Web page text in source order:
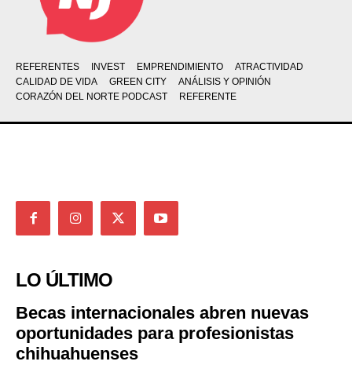
REFERENTES INVEST EMPRENDIMIENTO
ATRACTIVIDAD
CALIDAD DE VIDA
GREEN CITY
ANÁLISIS Y OPINIÓN
CORAZÓN DEL NORTE PODCAST
REFERENTE
LO ÚLTIMO
Becas internacionales abren nuevas
oportunidades para profesionistas
chihuahuenses